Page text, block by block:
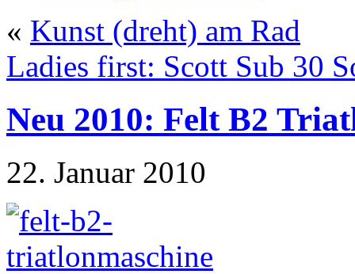
« Kunst (dreht) am Rad
Ladies first: Scott Sub 30
Neu 2010: Felt B2
22. Januar 2010